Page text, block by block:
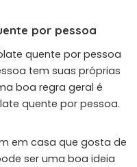
por pessoa
quente por pessoa
tem suas próprias
boa regra geral é
quente por pessoa.
em casa que gosta de
ser uma boa ideia